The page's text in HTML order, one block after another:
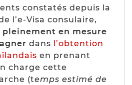
constatés depuis la
l’e-Visa consulaire,
pleinement en mesure
dans l’obtention
en prenant
charge cette
(temps estimé de